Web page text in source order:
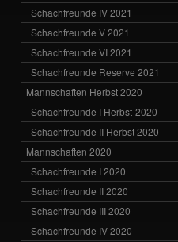
Schachfreunde IV 2021
Schachfreunde V 2021
Schachfreunde VI 2021
Schachfreunde Reserve 2021
Mannschaften Herbst 2020
Schachfreunde I Herbst-2020
Schachfreunde II Herbst 2020
Mannschaften 2020
Schachfreunde I 2020
Schachfreunde II 2020
Schachfreunde III 2020
Schachfreunde IV 2020